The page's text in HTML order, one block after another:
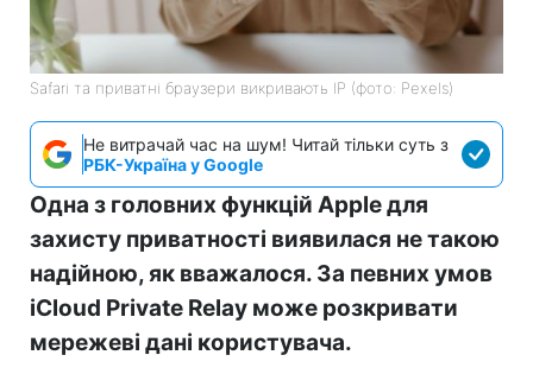
Safari та приватні браузери викривають IP (фото: Pexels)
Не витрачай час на шум! Читай тільки суть з
РБК-Україна у Google
Одна з головних функцій Apple для
захисту приватності виявилася не такою
надійною, як вважалося. За певних умов
iCloud Private Relay може розкривати
мережеві дані користувача.